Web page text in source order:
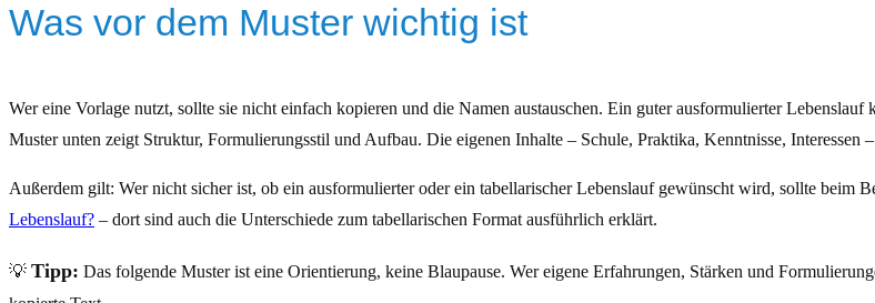
Was vor dem Muster wichtig ist
Wer eine Vorlage nutzt, sollte sie nicht einfach kopieren und die Namen austauschen. Ein guter ausformulierter
Muster unten zeigt Struktur, Formulierungsstil und Aufbau. Die eigenen Inhalte – Schule, Praktika, Kenntnisse, Interessen
Außerdem gilt: Wer nicht sicher ist, ob ein ausformulierter oder ein tabellarischer Lebenslauf gewünscht wird, sollte beim
Lebenslauf? – dort sind auch die Unterschiede zum tabellarischen Format ausführlich erklärt.
💡 Tipp: Das folgende Muster ist eine Orientierung, keine Blaupause. Wer eigene Erfahrungen, Stärken und